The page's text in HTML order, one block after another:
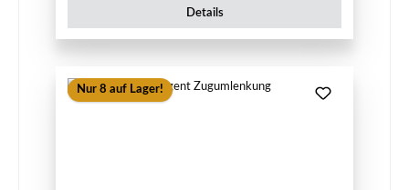
Details
Nur 8 auf Lager!